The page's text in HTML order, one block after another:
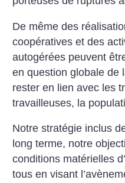
De même des
coopératives et des
autogérées peuvent
en question globale de
rester en lien avec les
travailleuses, la
Notre stratégie inclus
long terme, notre
conditions matérielles
tous en visant